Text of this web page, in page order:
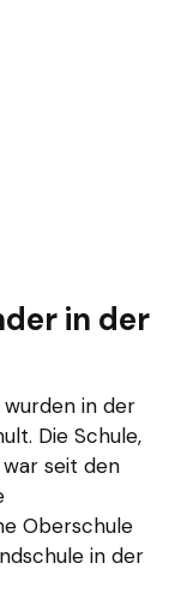
in der
in der
Die Schule,
seit den
Oberschule
in der